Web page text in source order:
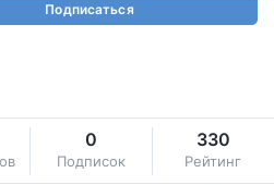
Подписаться
0
Подписок
330
Рейтинг